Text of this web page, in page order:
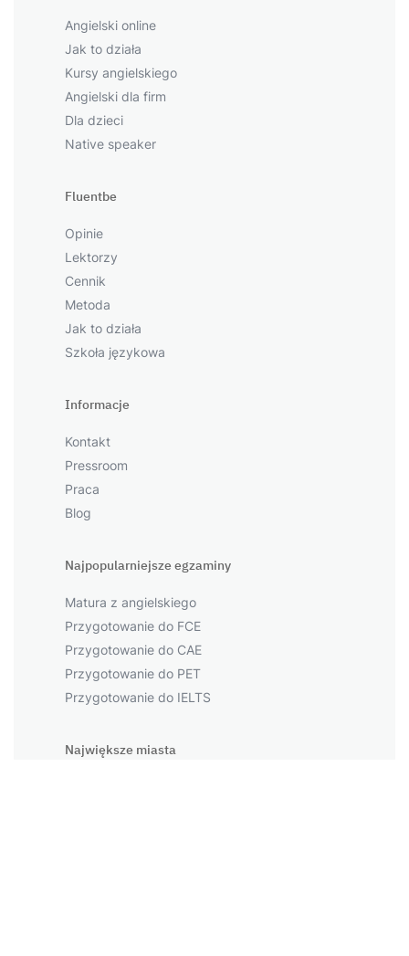
Angielski online
Jak to działa
Kursy angielskiego
Angielski dla firm
Dla dzieci
Native speaker
Fluentbe
Opinie
Lektorzy
Cennik
Metoda
Jak to działa
Szkoła językowa
Informacje
Kontakt
Pressroom
Praca
Blog
Najpopularniejsze egzaminy
Matura z angielskiego
Przygotowanie do FCE
Przygotowanie do CAE
Przygotowanie do PET
Przygotowanie do IELTS
Największe miasta